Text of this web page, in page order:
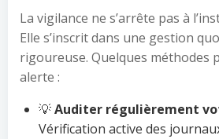
La vigilance ne s’arrête pas à
Elle s’inscrit dans une gestion
rigoureuse. Quelques méthodes
alerte :
💡Auditer régulièrement
Vérification active des journaux